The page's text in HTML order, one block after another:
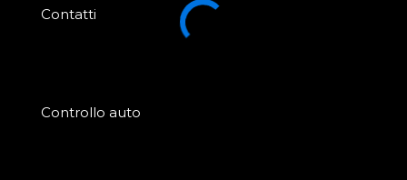
Contatti
Controllo auto